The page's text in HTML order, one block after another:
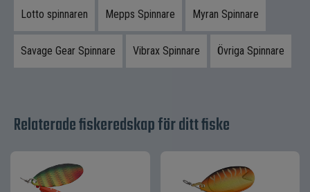
Produktfördelar
Kraftiga vibrationer och reflexer
Mycket hög huggfrekvens
Beprövad klassiker från ABU
Innehåll i paketet
Lotto spinnaren Mepps Spinnare Myran Spinnare
Savage Gear Spinnare Vibrax Spinnare Övriga Spinnare
Relaterade fiskeredskap för ditt fiske